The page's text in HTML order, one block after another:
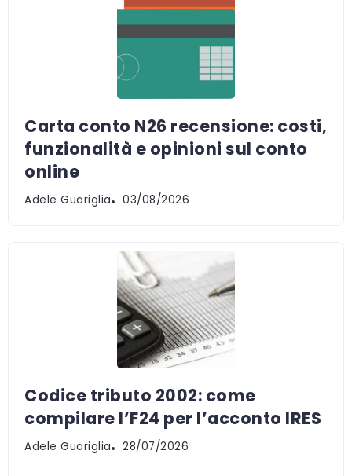
Carta conto N26 recensione: costi,
funzionalità e opinioni sul conto
online
Adele Guariglia 03/08/2026
Codice tributo 2002: come
compilare l’F24 per l’acconto IRES
Adele Guariglia 28/07/2026